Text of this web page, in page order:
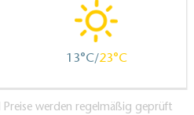
13 23
werden regelmäßig geprüft